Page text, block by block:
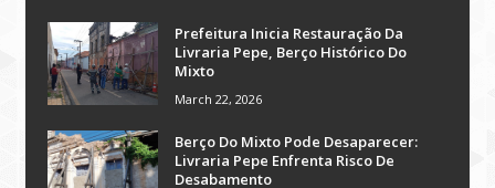
Prefeitura Inicia Restauração Da
Livraria Pepe, Berço Histórico Do
Mixto
March 22, 2026
Berço Do Mixto Pode Desaparecer:
Livraria Pepe Enfrenta Risco De
Desabamento